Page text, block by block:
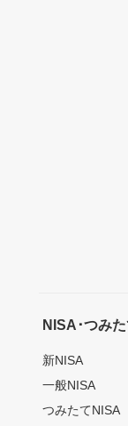
NISA･つみ
新NISA
一般NISA
つみたてNISA